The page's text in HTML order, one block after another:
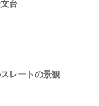
台
レートの景観